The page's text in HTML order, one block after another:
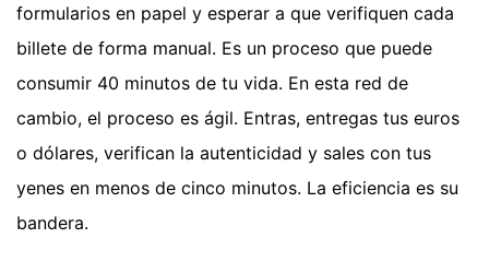
formularios en papel y esperar a que verifiquen cada
billete de forma manual. Es un proceso que puede
consumir 40 minutos de tu vida. En esta red de
cambio, el proceso es ágil. Entras, entregas tus euros
o dólares, verifican la autenticidad y sales con tus
yenes en menos de cinco minutos. La eficiencia es su
bandera.